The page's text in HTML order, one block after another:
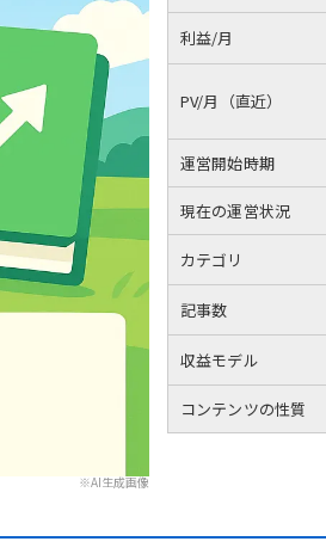
※AI生成画像
利益/月
PV/月（直近）
運営開始時期
現在の運営状況
カテゴリ
記事数
収益モデル
コンテンツの性質